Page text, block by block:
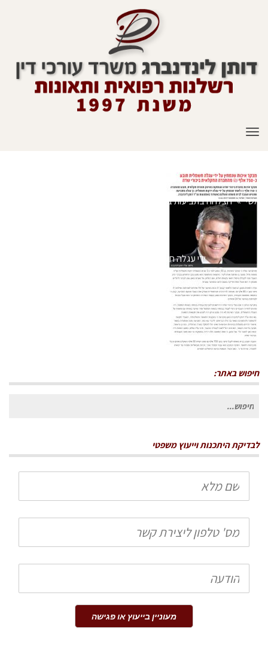
תפריט
ראשי » הצלחה בתביעות ביטוח בתאונות דרכים
ידי עגלה חשמלית תובע כ-750 אלף ₪
חיפוש באתר:
חיפוש
לבדיקת היתכנות וייעוץ משפטי
שם
מלא
טלפון
הודעה
מעוניין בייעוץ או פגישה